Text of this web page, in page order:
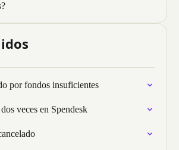
por fondos insuficientes
veces en Spendesk